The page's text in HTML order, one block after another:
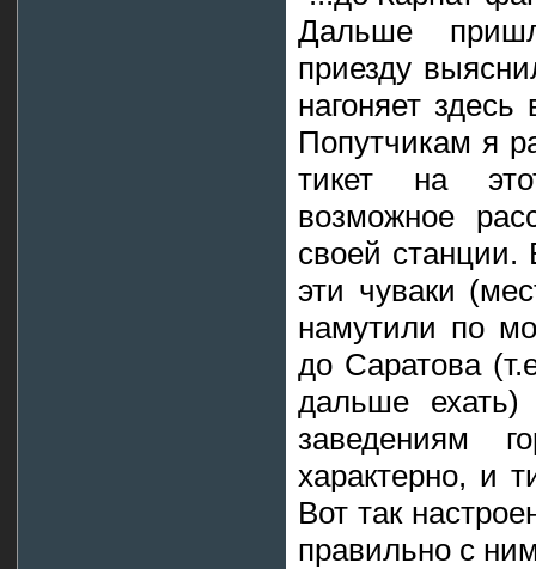
Дальше
приезду
нагоняет
Попутчикам я
тикет на
возможное
своей станции.
эти чуваки
намутили по
до Саратова
дальше
заведениям
характерно, и
Вот так
правильно с